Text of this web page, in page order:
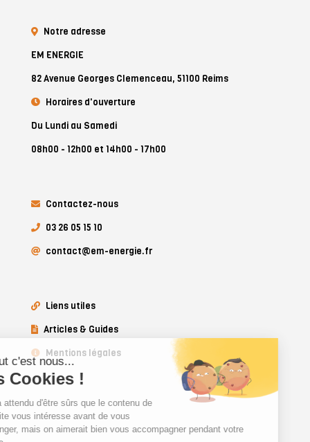
Notre adresse
EM ENERGIE
82 Avenue Georges Clemenceau, 51100 Reims
Horaires d'ouverture
Du Lundi au Samedi
08h00 - 12h00 et 14h00 - 17h00
Contactez-nous
03 26 05 15 10
contact@em-energie.fr
Liens utiles
Articles & Guides
Mentions légales